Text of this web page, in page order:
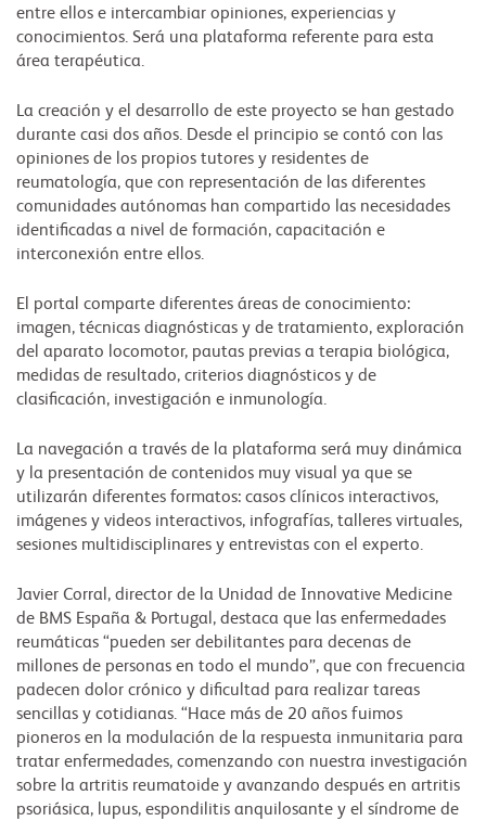
entre ellos e intercambiar opiniones, experiencias y
conocimientos. Será una plataforma referente para esta
área terapéutica.
La creación y el desarrollo de este proyecto se han gestado
durante casi dos años. Desde el principio se contó con las
opiniones de los propios tutores y residentes de
reumatología, que con representación de las diferentes
comunidades autónomas han compartido las necesidades
identificadas a nivel de formación, capacitación e
interconexión entre ellos.
El portal comparte diferentes áreas de conocimiento:
imagen, técnicas diagnósticas y de tratamiento, exploración
del aparato locomotor, pautas previas a terapia biológica,
medidas de resultado, criterios diagnósticos y de
clasificación, investigación e inmunología.
La navegación a través de la plataforma será muy dinámica
y la presentación de contenidos muy visual ya que se
utilizarán diferentes formatos: casos clínicos interactivos,
imágenes y videos interactivos, infografías, talleres virtuales,
sesiones multidisciplinares y entrevistas con el experto.
Javier Corral, director de la Unidad de Innovative Medicine
de BMS España & Portugal, destaca que las enfermedades
reumáticas “pueden ser debilitantes para decenas de
millones de personas en todo el mundo”, que con frecuencia
padecen dolor crónico y dificultad para realizar tareas
sencillas y cotidianas. “Hace más de 20 años fuimos
pioneros en la modulación de la respuesta inmunitaria para
tratar enfermedades, comenzando con nuestra investigación
sobre la artritis reumatoide y avanzando después en artritis
psoriásica, lupus, espondilitis anquilosante y el síndrome de